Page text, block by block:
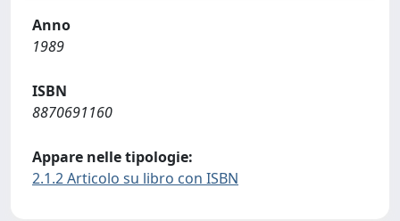
Anno
1989
ISBN
8870691160
Appare nelle tipologie:
2.1.2 Articolo su libro con ISBN